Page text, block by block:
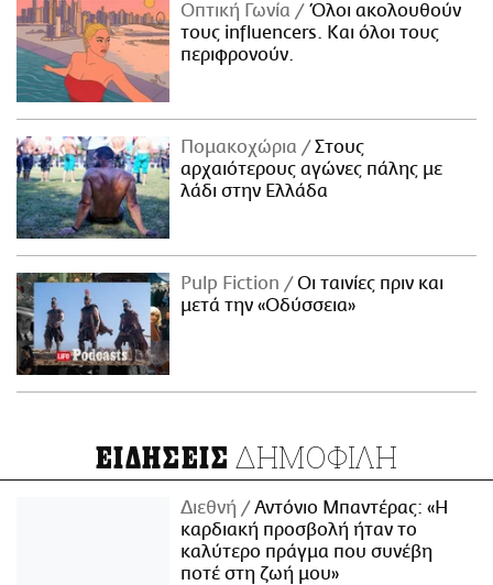
Οπτική Γωνία
Όλοι ακολουθούν
τους influencers. Και όλοι τους
περιφρονούν.
Πομακοχώρια
Στους
αρχαιότερους αγώνες πάλης με
λάδι στην Ελλάδα
Pulp Fiction
Οι ταινίες πριν και
μετά την «Οδύσσεια»
ΕΙΔΗΣΕΙΣ ΔΗΜΟΦΙΛΗ
Διεθνή
Αντόνιο Μπαντέρας: «Η
καρδιακή προσβολή ήταν το
καλύτερο πράγμα που συνέβη
ποτέ στη ζωή μου»